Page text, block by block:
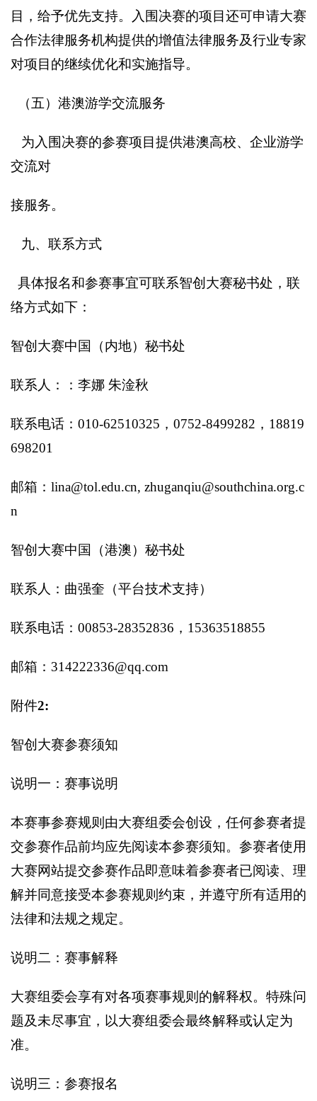
目，给予优先支持。入围决赛的项目还可申请大赛
合作法律服务机构提供的增值法律服务及行业专家
对项目的继续优化和实施指导。
（五）港澳游学交流服务
为入围决赛的参赛项目提供港澳高校、企业游学
交流对
接服务。
九、联系方式
具体报名和参赛事宜可联系智创大赛秘书处，联
络方式如下：
智创大赛中国（内地）秘书处
联系人：：李娜 朱淦秋
联系电话：010-62510325，0752-8499282，18819
698201
邮箱：lina@tol.edu.cn, zhuganqiu@southchina.org.c
n
智创大赛中国（港澳）秘书处
联系人：曲强奎（平台技术支持）
联系电话：00853-28352836，15363518855
邮箱：314222336@qq.com
附件2:
智创大赛参赛须知
说明一：赛事说明
本赛事参赛规则由大赛组委会创设，任何参赛者提
交参赛作品前均应先阅读本参赛须知。参赛者使用
大赛网站提交参赛作品即意味着参赛者已阅读、理
解并同意接受本参赛规则约束，并遵守所有适用的
法律和法规之规定。
说明二：赛事解释
大赛组委会享有对各项赛事规则的解释权。特殊问
题及未尽事宜，以大赛组委会最终解释或认定为
准。
说明三：参赛报名